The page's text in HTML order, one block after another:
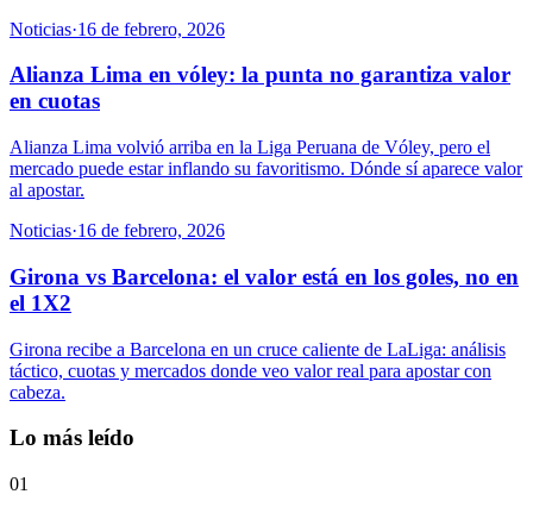
Noticias·16 de febrero, 2026
Alianza Lima en vóley: la punta no garantiza valor
en cuotas
Alianza Lima volvió arriba en la Liga Peruana de Vóley, pero el
mercado puede estar inflando su favoritismo. Dónde sí aparece valor
al apostar.
Noticias·16 de febrero, 2026
Girona vs Barcelona: el valor está en los goles, no en
el 1X2
Girona recibe a Barcelona en un cruce caliente de LaLiga: análisis
táctico, cuotas y mercados donde veo valor real para apostar con
cabeza.
Lo más leído
01